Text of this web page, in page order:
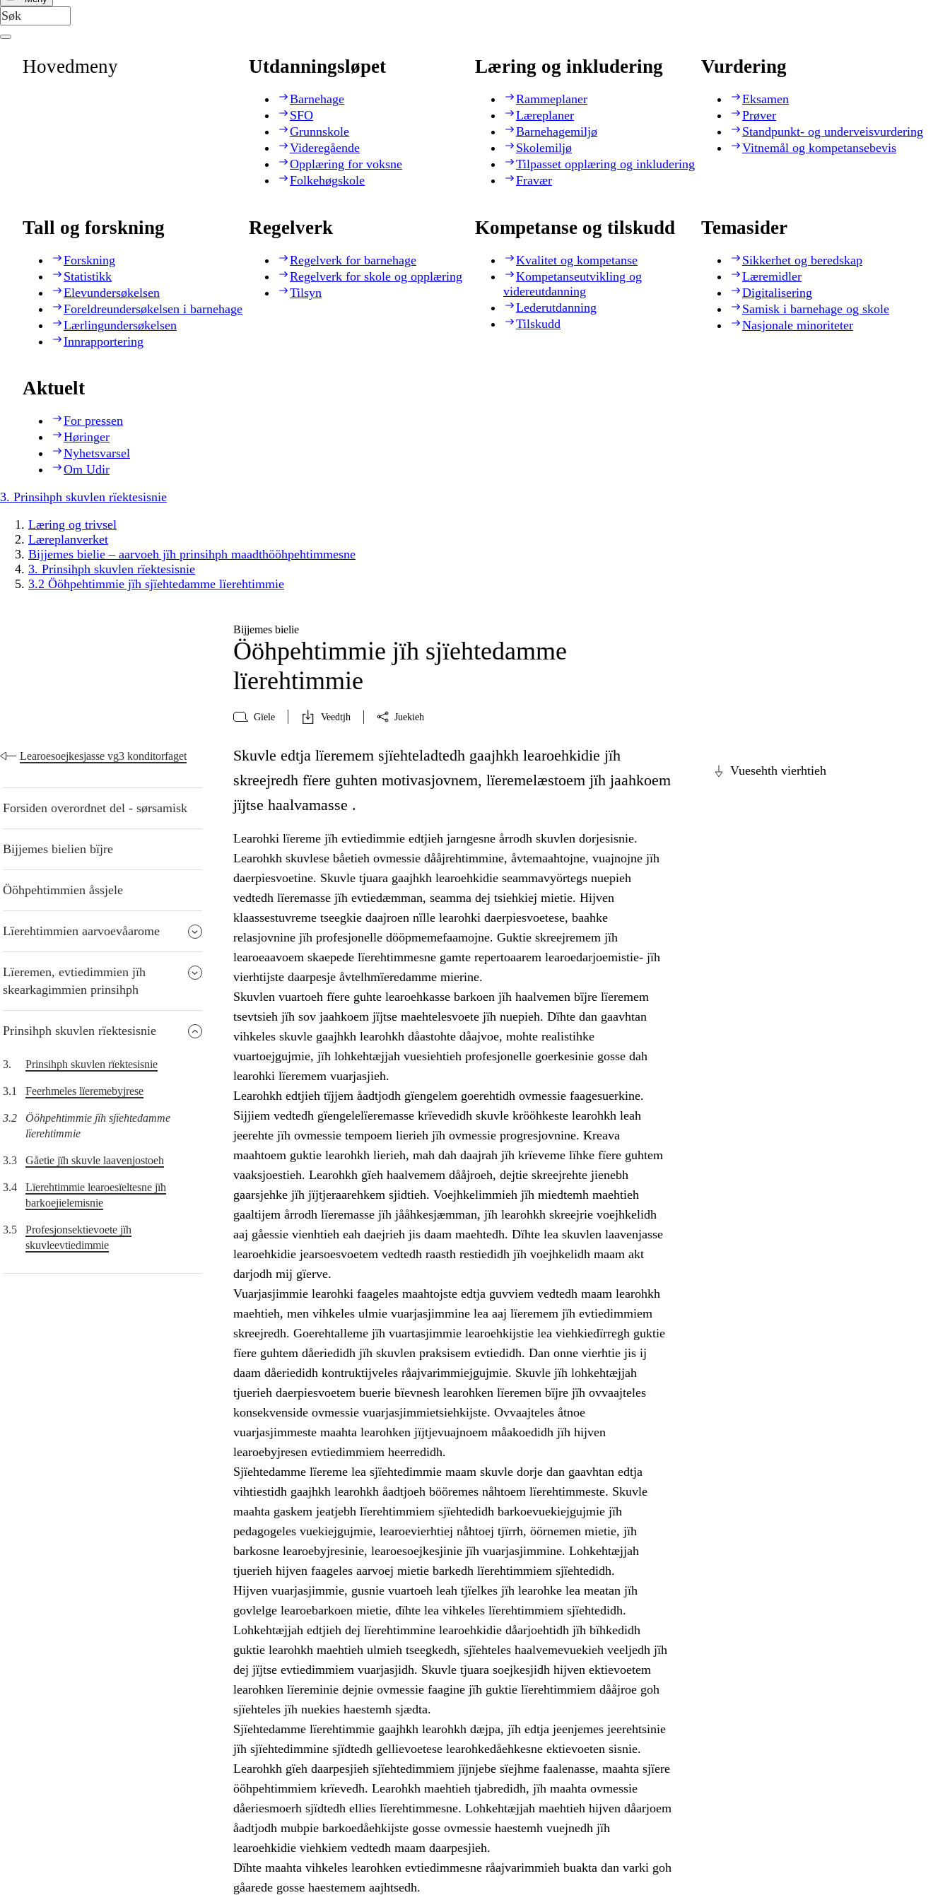
Hovedmeny Utdanningsløpet
Barnehage
SFO
Grunnskole
Videregående
Opplæring for voksne
Folkehøgskole
Læring og inkludering
Rammeplaner
Læreplaner
Barnehagemiljø
Skolemiljø
Tilpasset opplæring og inkludering
Fravær
Vurdering
Eksamen
Prøver
Standpunkt- og underveisvurdering
Vitnemål og kompetansebevis
Tall og forskning
Forskning
Statistikk
Elevundersøkelsen
Foreldreundersøkelsen i barnehage
Lærlingundersøkelsen
Innrapportering
Regelverk
Regelverk for barnehage
Regelverk for skole og opplæring
Tilsyn
Kompetanse og tilskudd
Kvalitet og kompetanse
Kompetanseutvikling og
videreutdanning
Lederutdanning
Tilskudd
Temasider
Sikkerhet og beredskap
Læremidler
Digitalisering
Samisk i barnehage og skole
Nasjonale minoriteter
Aktuelt
For pressen
Høringer
Nyhetsvarsel
Om Udir
3. Prinsihph skuvlen rïektesisnie
Læring og trivsel
Læreplanverket
Bijjemes bielie – aarvoeh jïh prinsihph maadthööhpehtimmesne
3. Prinsihph skuvlen rïektesisnie
3.2 Ööhpehtimmie jïh sjïehtedamme lïerehtimmie
Bijjemes bielie
Ööhpehtimmie jïh sjïehtedamme
lïerehtimmie
Gïele Veedtjh Juekieh
Learoesoejkesjasse vg3 konditorfaget
Forsiden overordnet del - sørsamisk
Bijjemes bielien bïjre
Ööhpehtimmien åssjele
Lïerehtimmien aarvoevåarome
Lïeremen, evtiedimmien jïh
skearkagimmien prinsihph
Prinsihph skuvlen rïektesisnie
3. Prinsihph skuvlen rïektesisnie
3.1 Feerhmeles lïeremebyjrese
3.2
Ööhpehtimmie jïh sjïehtedamme
lïerehtimmie
3.3 Gåetie jïh skuvle laavenjostoeh
3.4
Lïerehtimmie learoesïeltesne jïh
barkoejielemisnie
3.5
Profesjonsektievoete jïh
skuvleevtiedimmie
Vuesehth vierhtieh
Skuvle edtja lïeremem sjïehteladtedh gaajhkh learoehkidie jïh
skreejredh fïere guhten motivasjovnem, lïeremelæstoem jïh jaahkoem
jïjtse haalvamasse .
Learohki lïereme jïh evtiedimmie edtjieh jarngesne årrodh skuvlen dorjesisnie.
Learohkh skuvlese båetieh ovmessie dååjrehtimmine, åvtemaahtojne, vuajnojne jïh
daerpiesvoetine. Skuvle tjuara gaajhkh learoehkidie seammavyörtegs nuepieh
vedtedh lïeremasse jïh evtiedæmman, seamma dej tsiehkiej mietie. Hijven
klaassestuvreme tseegkie daajroen nïlle learohki daerpiesvoetese, baahke
relasjovnine jïh profesjonelle dööpmemefaamojne. Guktie skreejremem jïh
learoeaavoem skaepede lïerehtimmesne gamte repertoaarem learoedarjoemistie- jïh
vierhtijste daarpesje åvtelhmïeredamme mierine.
Skuvlen vuartoeh fïere guhte learoehkasse barkoen jïh haalvemen bïjre lïeremem
tsevtsieh jïh sov jaahkoem jïjtse maehtelesvoete jïh nuepieh. Dïhte dan gaavhtan
vihkeles skuvle gaajhkh learohkh dåastohte dåajvoe, mohte realistihke
vuartoejgujmie, jïh lohkehtæjjah vuesiehtieh profesjonelle goerkesinie gosse dah
learohki lïeremem vuarjasjieh.
Learohkh edtjieh tïjjem åadtjodh gïengelem goerehtidh ovmessie faagesuerkine.
Sijjiem vedtedh gïengelelïeremasse krïevedidh skuvle krööhkeste learohkh leah
jeerehte jïh ovmessie tempoem lierieh jïh ovmessie progresjovnine. Kreava
maahtoem guktie learohkh lierieh, mah dah daajrah jïh krïeveme lïhke fïere guhtem
vaaksjoestieh. Learohkh gïeh haalvemem dååjroeh, dejtie skreejrehte jienebh
gaarsjehke jïh jïjtjeraarehkem sjidtieh. Voejhkelimmieh jïh miedtemh maehtieh
gaaltijem årrodh lïeremasse jïh jååhkesjæmman, jïh learohkh skreejrie voejhkelidh
aaj gåessie vienhtieh eah daejrieh jis daam maehtedh. Dïhte lea skuvlen laavenjasse
learoehkidie jearsoesvoetem vedtedh raasth restiedidh jïh voejhkelidh maam akt
darjodh mij gïerve.
Vuarjasjimmie learohki faageles maahtojste edtja guvviem vedtedh maam learohkh
maehtieh, men vihkeles ulmie vuarjasjimmine lea aaj lïeremem jïh evtiedimmiem
skreejredh. Goerehtalleme jïh vuartasjimmie learoehkijstie lea viehkiedïrregh guktie
fïere guhtem dåeriedidh jïh skuvlen praksisem evtiedidh. Dan onne vierhtie jis ij
daam dåeriedidh kontruktijveles råajvarimmiejgujmie. Skuvle jïh lohkehtæjjah
tjuerieh daerpiesvoetem buerie bïevnesh learohken lïeremen bïjre jïh ovvaajteles
konsekvenside ovmessie vuarjasjimmietsiehkijste. Ovvaajteles åtnoe
vuarjasjimmeste maahta learohken jïjtjevuajnoem måakoedidh jïh hijven
learoebyjresen evtiedimmiem heerredidh.
Sjïehtedamme lïereme lea sjïehtedimmie maam skuvle dorje dan gaavhtan edtja
vihtiestidh gaajhkh learohkh åadtjoeh bööremes nåhtoem lïerehtimmeste. Skuvle
maahta gaskem jeatjebh lïerehtimmiem sjïehtedidh barkoevuekiejgujmie jïh
pedagogeles vuekiejgujmie, learoevierhtiej nåhtoej tjïrrh, öörnemen mietie, jïh
barkosne learoebyjresinie, learoesoejkesjinie jïh vuarjasjimmine. Lohkehtæjjah
tjuerieh hijven faageles aarvoej mietie barkedh lïerehtimmiem sjïehtedidh.
Hijven vuarjasjimmie, gusnie vuartoeh leah tjïelkes jïh learohke lea meatan jïh
govlelge learoebarkoen mietie, dïhte lea vihkeles lïerehtimmiem sjïehtedidh.
Lohkehtæjjah edtjieh dej lïerehtimmine learoehkidie dåarjoehtidh jïh bïhkedidh
guktie learohkh maehtieh ulmieh tseegkedh, sjïehteles haalvemevuekieh veeljedh jïh
dej jïjtse evtiedimmiem vuarjasjidh. Skuvle tjuara soejkesjidh hijven ektievoetem
learohken lïereminie dejnie ovmessie faagine jïh guktie lïerehtimmiem dååjroe goh
sjïehteles jïh nuekies haestemh sjædta.
Sjïehtedamme lïerehtimmie gaajhkh learohkh dæjpa, jïh edtja jeenjemes jeerehtsinie
jïh sjïehtedimmine sjïdtedh gellievoetese learohkedåehkesne ektievoeten sisnie.
Learohkh gïeh daarpesjieh sjïehtedimmiem jïjnjebe sïejhme faalenasse, maahta sjïere
ööhpehtimmiem krïevedh. Learohkh maehtieh tjabredidh, jïh maahta ovmessie
dåeriesmoerh sjïdtedh ellies lïerehtimmesne. Lohkehtæjjah maehtieh hijven dåarjoem
åadtjodh mubpie barkoedåehkijste gosse ovmessie haestemh vuejnedh jïh
learoehkidie viehkiem vedtedh maam daarpesjieh.
Dïhte maahta vihkeles learohken evtiedimmesne råajvarimmieh buakta dan varki goh
gåarede gosse haestemem aajhtsedh.